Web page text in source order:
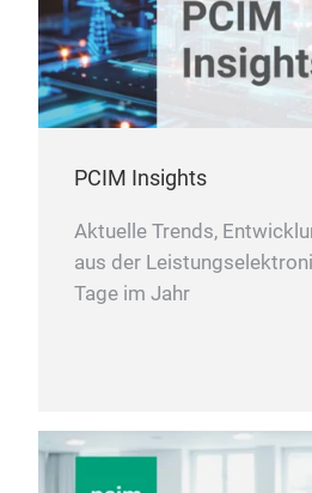
PCIM Insights
Aktuelle Trends,
aus der
Tage im Jahr